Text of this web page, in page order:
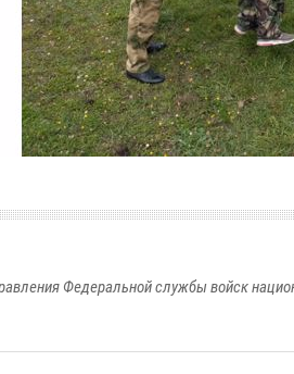
Федеральной службы войск